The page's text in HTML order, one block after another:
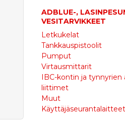
ADBLUE-,
VESITARVIKKEET
Letkukelat
Tankkauspistoolit
Pumput
Virtausmittarit
IBC-kontin ja tynnyrien
liittimet
Muut
Käyttäjäseurantalaitteet